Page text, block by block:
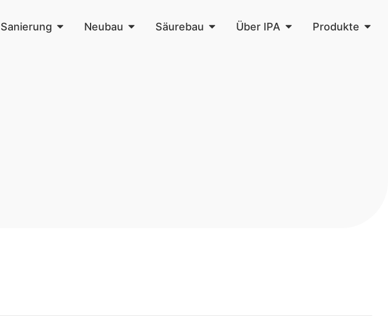
Sanierung Neubau Säurebau Über IPA Produkte